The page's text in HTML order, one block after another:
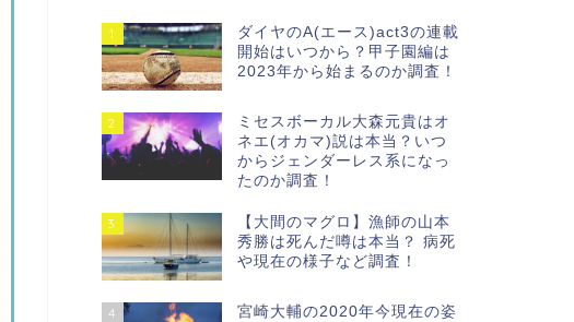
1
ダイヤのA(エース)act3の連載
開始はいつから？甲子園編は
2023年から始まるのか調査！
2
ミセスボーカル大森元貴はオ
ネエ(オカマ)説は本当？いつ
からジェンダーレス系になっ
たのか調査！
3
【大間のマグロ】漁師の山本
秀勝は死んだ噂は本当？ 病死
や現在の様子など調査！
4
宮崎大輔の2020年今現在の姿